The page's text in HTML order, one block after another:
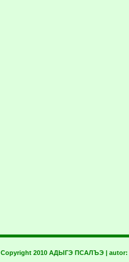
Copyright 2010 АДЫГЭ ПСАЛЪЭ | autor: